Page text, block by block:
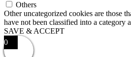
Others
Other uncategorized cookies are those
have not been classified into a category
SAVE & ACCEPT
0